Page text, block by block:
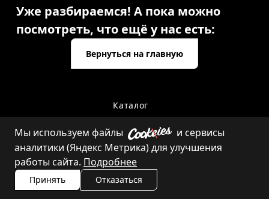
Уже разбираемся! А пока можно
посмотреть, что ещё у нас есть:
Вернуться на главную
Каталог
Контакты
Мы используем файлы
и сервисы
аналитики (Яндекс Метрика) для улучшения
работы сайта. Подробнее
Принять Отказаться